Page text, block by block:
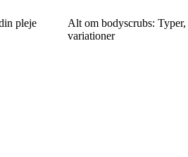
pleje
Alt om bodyscrubs: Typer,
variationer